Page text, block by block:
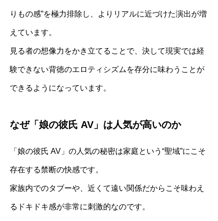
りもの感”を極力排除し、よりリアルに近づけた演出が増
えています。
見る者の想像力をかき立てることで、決して現実では経
験できない背徳のエロティシズムを存分に味わうことが
できるようになっています。
なぜ「娘の彼氏 AV」は人気が高いのか
「娘の彼氏 AV」の人気の秘密は家庭という“聖域”にこそ
存在する禁断の快感です。
家族内でのタブーや、近くて遠い関係だからこそ味わえ
るドキドキ感が非常に刺激的なのです。